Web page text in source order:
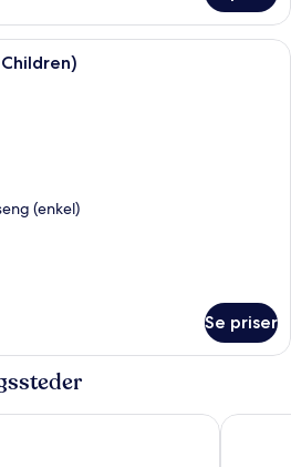
Familierom (2 Adults + 2 Children) |
(enkel)
Se priser